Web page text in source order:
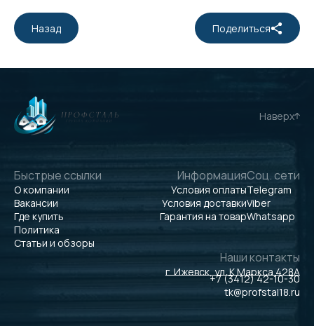
Назад Поделиться
Наверх
Быстрые ссылки
О компании
Вакансии
Где купить
Политика
Статьи и обзоры
Информация
Условия оплаты
Условия доставки
Гарантия на товар
Соц. сети
Telegram
Viber
Whatsapp
Наши контакты
г. Ижевск, ул. К.Маркса 428А
+7 (3412) 42-10-30
tk@profstal18.ru